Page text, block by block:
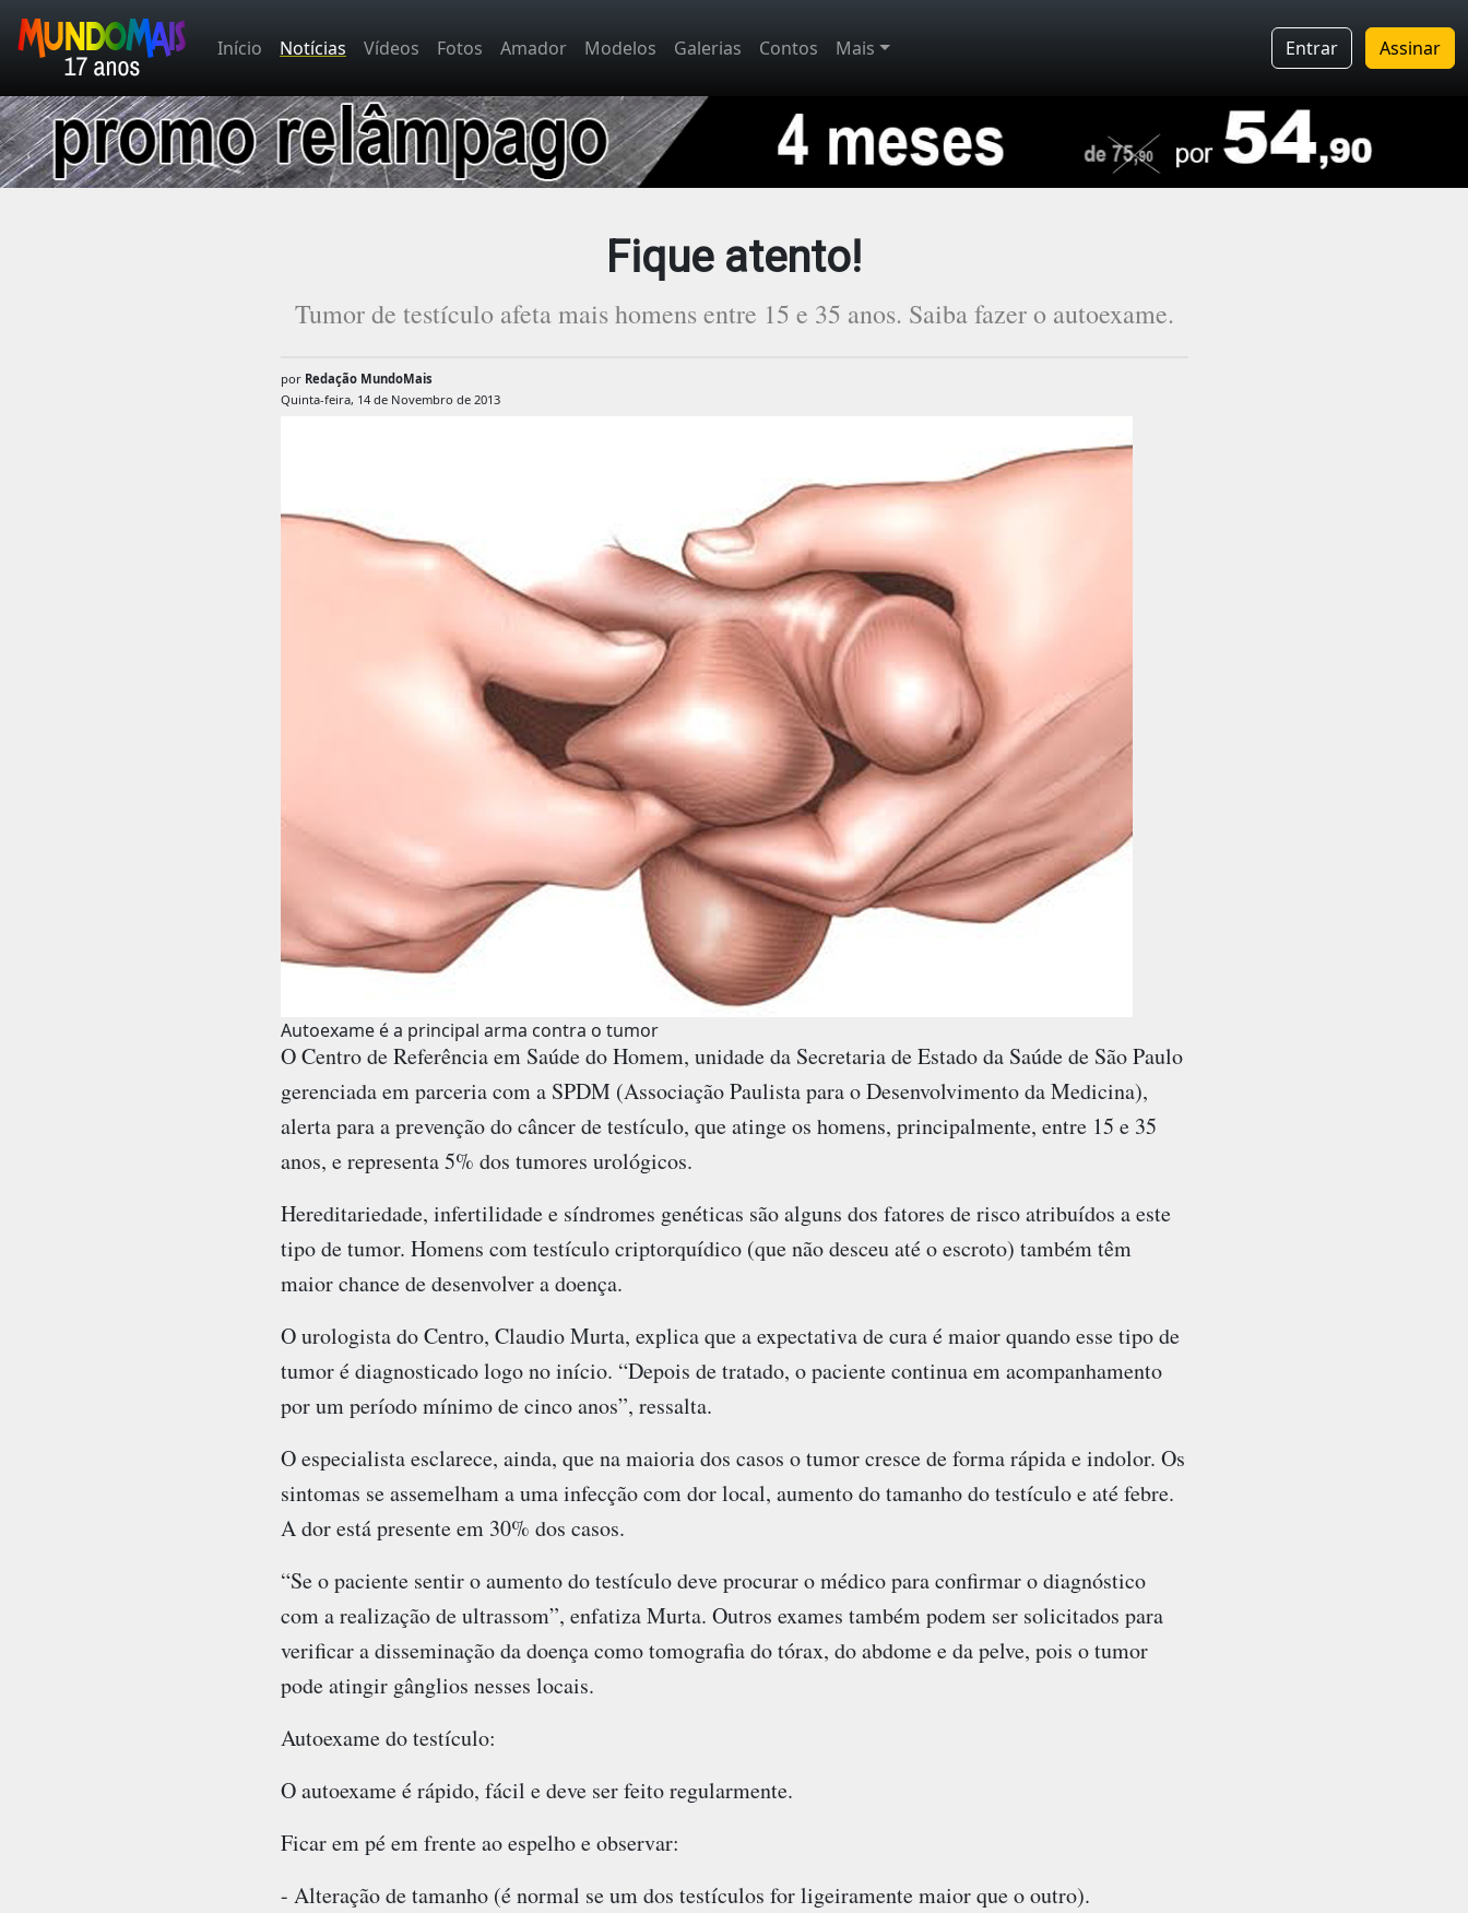
Início Notícias Vídeos Fotos Amador Modelos Galerias Contos Mais Entrar Assinar
Fique atento!
Tumor de testículo afeta mais homens entre 15 e 35 anos. Saiba fazer o autoexame.
por Redação MundoMais
Quinta-feira, 14 de Novembro de 2013
Autoexame é a principal arma contra o tumor
O Centro de Referência em Saúde do Homem, unidade da Secretaria de Estado da Saúde de São Paulo
gerenciada em parceria com a SPDM (Associação Paulista para o Desenvolvimento da Medicina),
alerta para a prevenção do câncer de testículo, que atinge os homens, principalmente, entre 15 e 35
anos, e representa 5% dos tumores urológicos.
Hereditariedade, infertilidade e síndromes genéticas são alguns dos fatores de risco atribuídos a este
tipo de tumor. Homens com testículo criptorquídico (que não desceu até o escroto) também têm
maior chance de desenvolver a doença.
O urologista do Centro, Claudio Murta, explica que a expectativa de cura é maior quando esse tipo de
tumor é diagnosticado logo no início. “Depois de tratado, o paciente continua em acompanhamento
por um período mínimo de cinco anos”, ressalta.
O especialista esclarece, ainda, que na maioria dos casos o tumor cresce de forma rápida e indolor. Os
sintomas se assemelham a uma infecção com dor local, aumento do tamanho do testículo e até febre.
A dor está presente em 30% dos casos.
“Se o paciente sentir o aumento do testículo deve procurar o médico para confirmar o diagnóstico
com a realização de ultrassom”, enfatiza Murta. Outros exames também podem ser solicitados para
verificar a disseminação da doença como tomografia do tórax, do abdome e da pelve, pois o tumor
pode atingir gânglios nesses locais.
Autoexame do testículo:
O autoexame é rápido, fácil e deve ser feito regularmente.
Ficar em pé em frente ao espelho e observar:
- Alteração de tamanho (é normal se um dos testículos for ligeiramente maior que o outro).